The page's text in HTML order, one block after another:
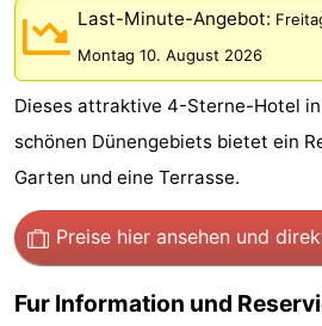
Buitenheem
Duinoord
-
Ginsterveld
-
Julianahoeve
-
Livingstone
-
Resort
-
Last-Minute-Angebot:
Montag 10. August 2026
Dieses attraktive 4-Sterne-Hotel
schönen Dünengebiets bietet ein
Garten und eine Terrasse.
Preise hier ansehen und
Fur Information und